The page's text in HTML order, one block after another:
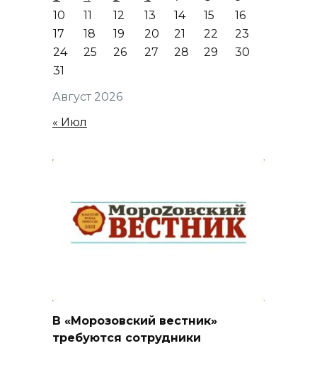
Август 2026
10
11 12 13 14 15
16
17
18 19 20 21 22
23
24
25 26 27 28 29
30
31
« Июл
В «Морозовский вестник»
требуются сотрудники